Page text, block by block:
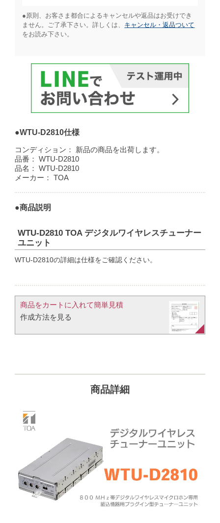
●原則、お客さま都合によるキャンセルや返品はお受けでき
ません。ご了承下さい。詳しくは、 キャンセル・返品ついて
をお読み下さい。​
●WTU-D2810仕様
コンディション：
新品の商品を出荷します。
品番：
WTU-D2810
品名：
WTU-D2810
メーカー：
TOA
●商品説明
WTU-D2810 TOA デジタルワイヤレスチューナー
ユニット
WTU-D2810の詳細は仕様をご確認ください。
商品をカートに入れて簡単見積​
作成方法を見る​​
商品詳細